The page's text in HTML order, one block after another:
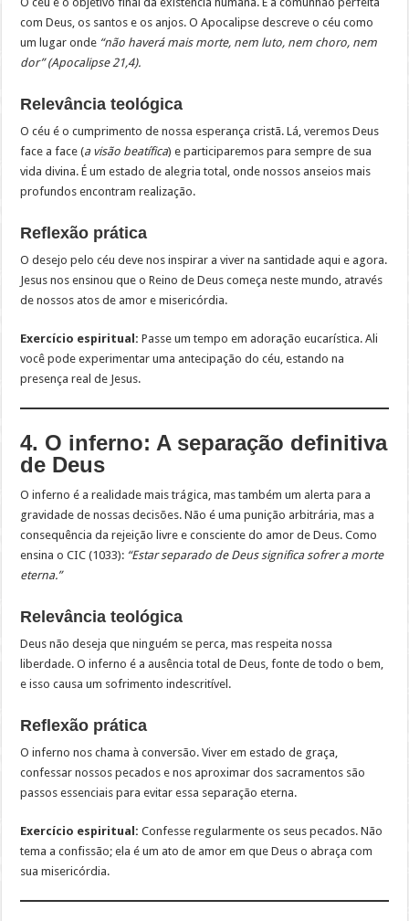
com Deus, os santos e os anjos. O Apocalipse descreve o céu como
um lugar onde “não haverá mais morte, nem luto, nem choro, nem
dor” (Apocalipse 21,4).
Relevância teológica
O céu é o cumprimento de nossa esperança cristã. Lá, veremos Deus
face a face (a visão beatífica) e participaremos para sempre de sua
vida divina. É um estado de alegria total, onde nossos anseios mais
profundos encontram realização.
Reflexão prática
O desejo pelo céu deve nos inspirar a viver na santidade aqui e agora.
Jesus nos ensinou que o Reino de Deus começa neste mundo, através
de nossos atos de amor e misericórdia.
Exercício espiritual: Passe um tempo em adoração eucarística. Ali
você pode experimentar uma antecipação do céu, estando na
presença real de Jesus.
4. O inferno: A separação definitiva
de Deus
O inferno é a realidade mais trágica, mas também um alerta para a
gravidade de nossas decisões. Não é uma punição arbitrária, mas a
consequência da rejeição livre e consciente do amor de Deus. Como
ensina o CIC (1033): “Estar separado de Deus significa sofrer a morte
eterna.”
Relevância teológica
Deus não deseja que ninguém se perca, mas respeita nossa
liberdade. O inferno é a ausência total de Deus, fonte de todo o bem,
e isso causa um sofrimento indescritível.
Reflexão prática
O inferno nos chama à conversão. Viver em estado de graça,
confessar nossos pecados e nos aproximar dos sacramentos são
passos essenciais para evitar essa separação eterna.
Exercício espiritual: Confesse regularmente os seus pecados. Não
tema a confissão; ela é um ato de amor em que Deus o abraça com
sua misericórdia.